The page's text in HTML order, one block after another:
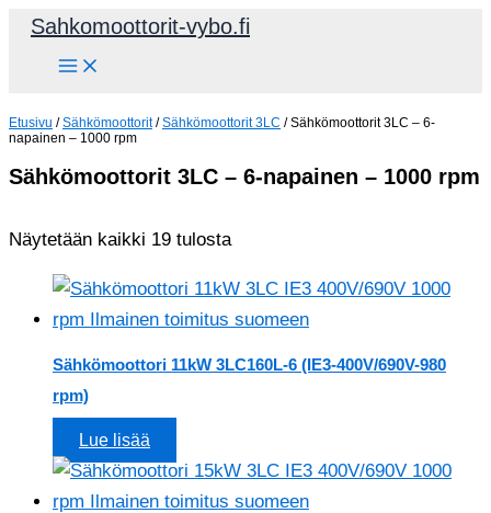
Siirry
Sahkomoottorit-vybo.fi
Etusivu /Sähkömoottorit/Sähkömoottorit 3LC / Sähkömoottorit 3LC – 6-
napainen – 1000 rpm
Sähkömoottorit 3LC – 6-napainen – 1000 rpm
Näytetään kaikki 19 tulosta
Sähkömoottori 11kW 3LC160L-6 (IE3-400V/690V-980
rpm)
Lue lisää